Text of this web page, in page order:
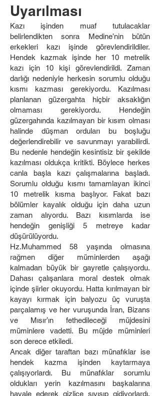
Uyarılması
Kazı işinden muaf tutulacaklar
belirlendikten sonra Medine’nin bütün
erkekleri kazı işinde görevlendirildiler.
Hendek kazmak işinde her 10 metrelik
kazı için 10 kişi görevlendirildi. Zaman
darlığı nedeniyle herkesin sorumlu olduğu
kısmı kazması gerekiyordu. Kazılması
planlanan güzergahta hiçbir aksaklığın
olmaması gerekiyordu. Hendeğin
güzergahında kazılmayan bir kısım olması
halinde düşman orduları bu boşluğu
değerlendirebilir ve savunmayı yarabilirdi.
Bu nedenle hendeğin kesintisiz bir şekilde
kazılması oldukça kritikti. Böylece herkes
canla başla kazı çalışmalarına başladı.
Sorumlu olduğu kısmı tamamlayan ikinci
10 metrelik kısma başlıyor. Fakat bazı
bölümler kayalık olduğu için daha uzun
zaman alıyordu. Bazı kısımlarda ise
hendeğin genişliği 5 metreye kadar
düşürülüyordu.
Hz.Muhammed 58 yaşında olmasına
rağmen diğer müminlerden aşağı
kalmadan büyük bir gayretle çalışıyordu.
Dahası çalışanlara moral destek olmak
içinde şiirler okuyordu. Hatta kırılmayan bir
kayayı kırmak için balyozu üç vuruşta
parçalamış ve her vuruşunda İran, Bizans
ve Mısır’ın fethedileceği müjdesini
müminlere vadetti. Bu müjde müminleri
son derece etkiledi.
Ancak diğer taraftan bazı münafıklar ise
hendek kazma işinden kaytarmaya
çalışıyorlardı. Bu münafıklar sorumlu
oldukları yerin kazılmasını başkalarına
havale ederek gizlice sıvışıp gidiyorlardı.